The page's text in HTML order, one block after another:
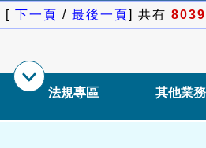
[ 下一頁 / 最後一頁] 共有 8039
法規專區 其他業務